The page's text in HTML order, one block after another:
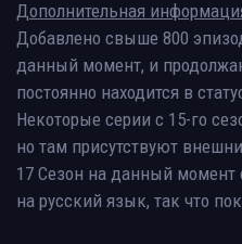
Дополнительная
Добавлено свыше 800
данный момент, и
постоянно находится в
Некоторые серии с 15-го
но там присутствуют
17 Сезон на данный момент
на русский язык, так что